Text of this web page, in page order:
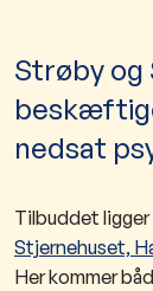
Strøby
nedsat
Tilbuddet
Stjernehuset,
Her kommer